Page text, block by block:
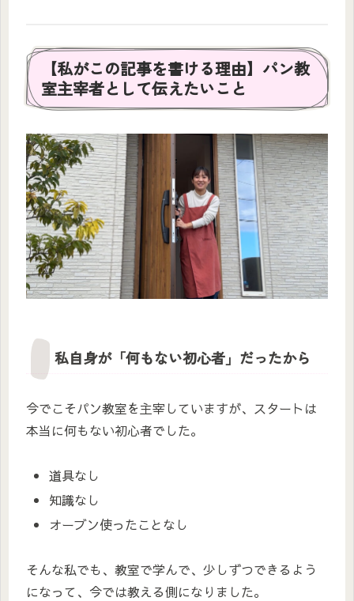
【私がこの記事を書ける理由】パン教
室主宰者として伝えたいこと
私自身が「何もない初心者」だったから
今でこそパン教室を主宰していますが、スタートは
本当に何もない初心者でした。
道具なし
知識なし
オーブン使ったことなし
そんな私でも、教室で学んで、少しずつできるよう
になって、今では教える側になりました。